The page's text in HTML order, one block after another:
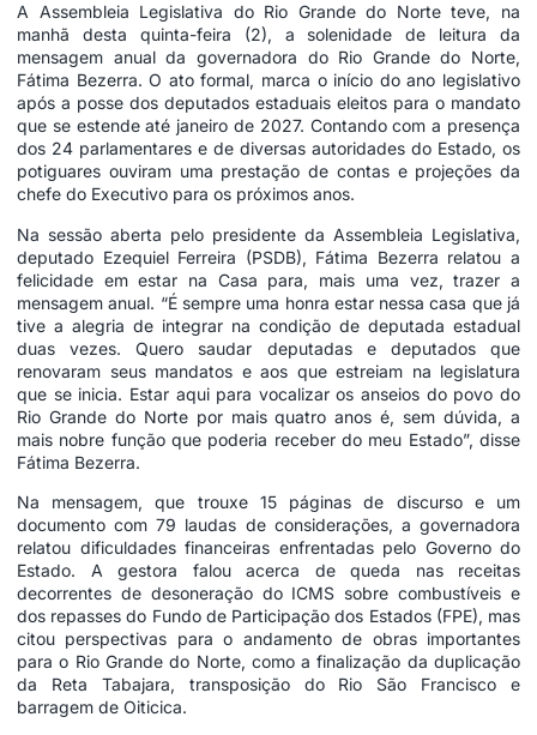
A Assembleia Legislativa do Rio Grande do Norte teve, na
manhã desta quinta-feira (2), a solenidade de leitura da
mensagem anual da governadora do Rio Grande do Norte,
Fátima Bezerra. O ato formal, marca o início do ano legislativo
após a posse dos deputados estaduais eleitos para o mandato
que se estende até janeiro de 2027. Contando com a presença
dos 24 parlamentares e de diversas autoridades do Estado, os
potiguares ouviram uma prestação de contas e projeções da
chefe do Executivo para os próximos anos.
Na sessão aberta pelo presidente da Assembleia Legislativa,
deputado Ezequiel Ferreira (PSDB), Fátima Bezerra relatou a
felicidade em estar na Casa para, mais uma vez, trazer a
mensagem anual. “É sempre uma honra estar nessa casa que já
tive a alegria de integrar na condição de deputada estadual
duas vezes. Quero saudar deputadas e deputados que
renovaram seus mandatos e aos que estreiam na legislatura
que se inicia. Estar aqui para vocalizar os anseios do povo do
Rio Grande do Norte por mais quatro anos é, sem dúvida, a
mais nobre função que poderia receber do meu Estado”, disse
Fátima Bezerra.
Na mensagem, que trouxe 15 páginas de discurso e um
documento com 79 laudas de considerações, a governadora
relatou dificuldades financeiras enfrentadas pelo Governo do
Estado. A gestora falou acerca de queda nas receitas
decorrentes de desoneração do ICMS sobre combustíveis e
dos repasses do Fundo de Participação dos Estados (FPE), mas
citou perspectivas para o andamento de obras importantes
para o Rio Grande do Norte, como a finalização da duplicação
da Reta Tabajara, transposição do Rio São Francisco e
barragem de Oiticica.